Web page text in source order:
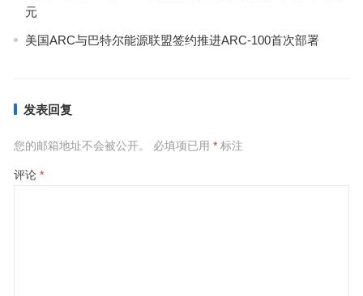
元
美国ARC与巴特尔能源联盟签约推进ARC-100首次部署
发表回复
您的邮箱地址不会被公开。 必填项已用 *标注
评论 *